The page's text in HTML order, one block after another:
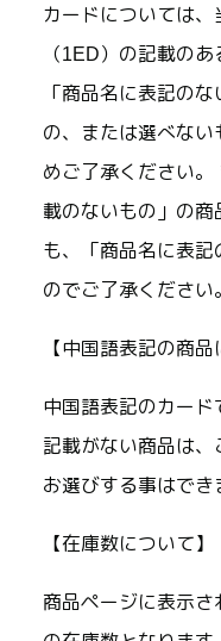
カードについては、
（1ED）の記載の
「商品名に表記の
の、または選べない
めご了承ください
載のないもの」の
も、「商品名に表
のでご了承ください
【中国語表記の商品
中国語表記のカー
記載がない商品は、
お選びする事はでき
【在庫数について】
商品ページに表示さ